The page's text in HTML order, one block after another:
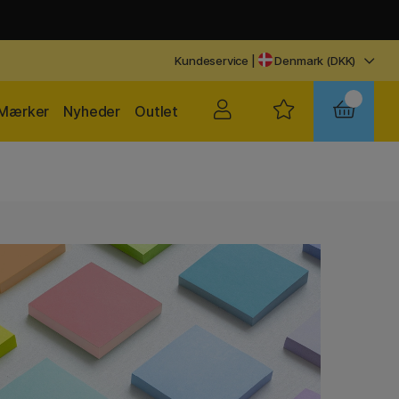
Kundeservice Denmark (DKK)
Outlet
Nyheder